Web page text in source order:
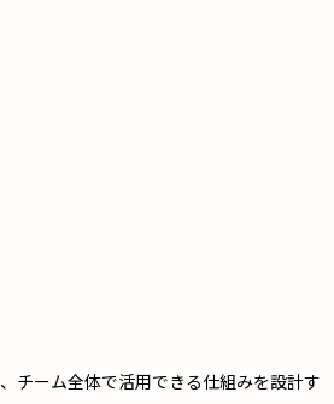
チーム全体で活用できる仕組みを設計す